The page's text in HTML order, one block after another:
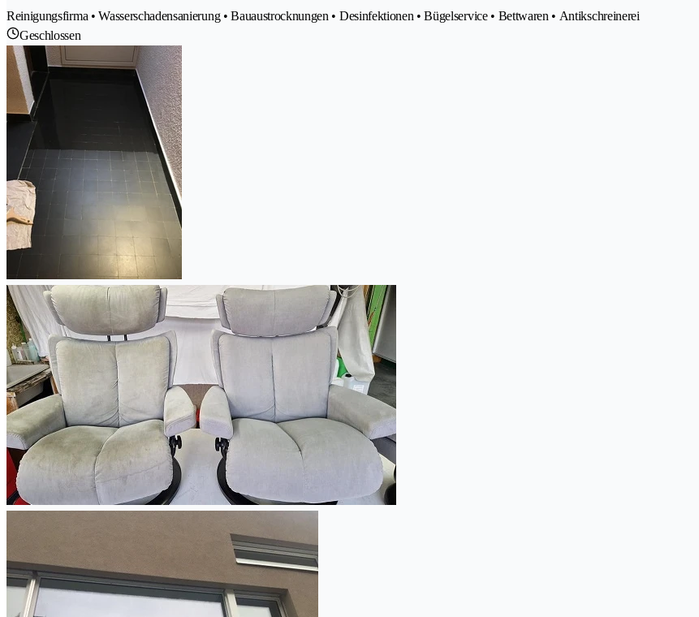
Reinigungsfirma • Wasserschadensanierung • Bauaustrocknungen • Desinfektionen • Bügelservice • Bettwaren • Antikschreinerei
Geschlossen